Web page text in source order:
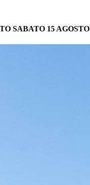
SABATO 15 AGOSTO